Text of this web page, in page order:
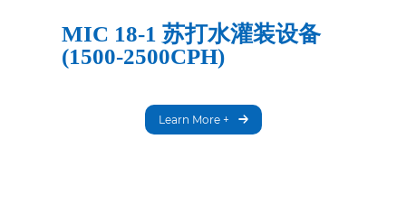
MIC 18-1 苏打水灌装设备
(1500-2500CPH)
Learn More +